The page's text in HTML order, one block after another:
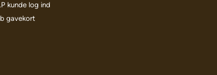
kunde log ind
gavekort